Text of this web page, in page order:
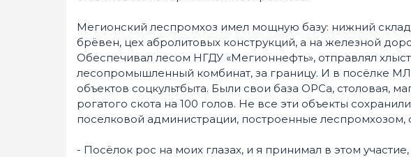
Мегионский леспромхоз имел мощную базу: нижний
брёвен, цех абролитовых конструкций, а на железной
Обеспечивал лесом НГДУ «Мегионнефть», отправлял
лесопромышленный комбинат, за границу. И в посёлке
объектов соцкультбыта. Были свои база ОРСа, столовая,
рогатого скота на 100 голов. Не все эти объекты
поселковой администрации, построенные леспромхозом,
- Посёлок рос на моих глазах, и я принимал в этом